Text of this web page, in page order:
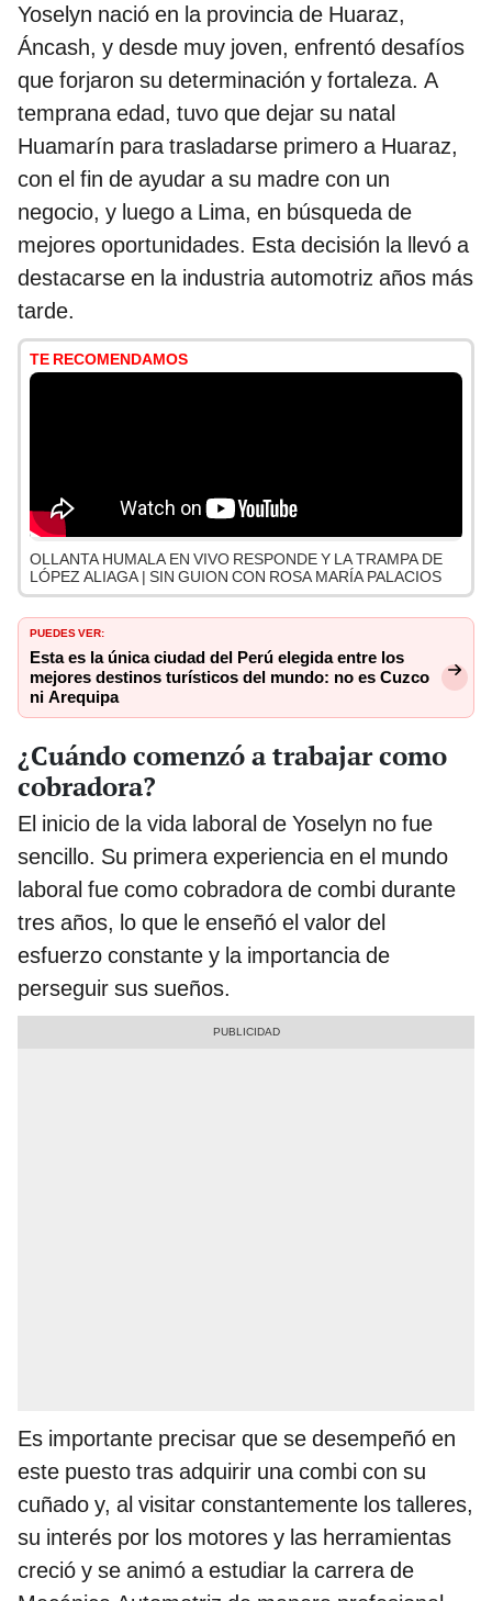
Yoselyn nació en la provincia de Huaraz,
Áncash, y desde muy joven, enfrentó desafíos
que forjaron su determinación y fortaleza. A
temprana edad, tuvo que dejar su natal
Huamarín para trasladarse primero a Huaraz,
con el fin de ayudar a su madre con un
negocio, y luego a Lima, en búsqueda de
mejores oportunidades. Esta decisión la llevó a
destacarse en la industria automotriz años más
tarde.
TE RECOMENDAMOS
OLLANTA HUMALA EN VIVO RESPONDE Y LA TRAMPA DE
LÓPEZ ALIAGA | SIN GUION CON ROSA MARÍA PALACIOS
PUEDES VER:
Esta es la única ciudad del Perú elegida entre los
mejores destinos turísticos del mundo: no es Cuzco
ni Arequipa
¿Cuándo comenzó a trabajar como
cobradora?
El inicio de la vida laboral de Yoselyn no fue
sencillo. Su primera experiencia en el mundo
laboral fue como cobradora de combi durante
tres años, lo que le enseñó el valor del
esfuerzo constante y la importancia de
perseguir sus sueños.
Es importante precisar que se desempeñó en
este puesto tras adquirir una combi con su
cuñado y, al visitar constantemente los talleres,
su interés por los motores y las herramientas
creció y se animó a estudiar la carrera de